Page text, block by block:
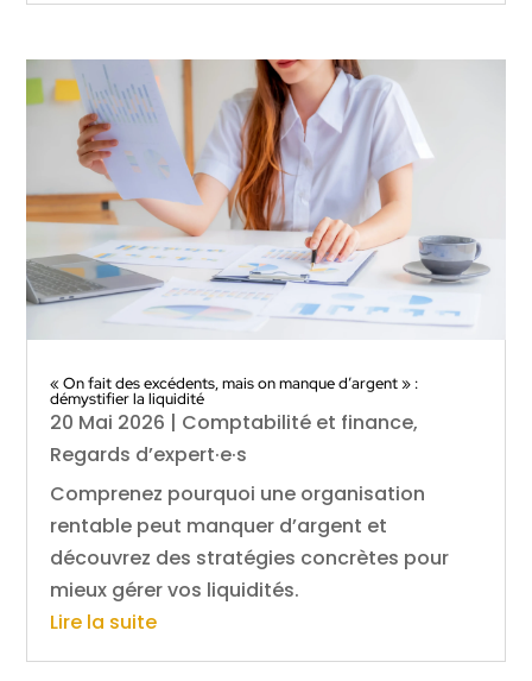
« On fait des excédents, mais on manque d’argent » :
démystifier la liquidité
20 Mai 2026 | Comptabilité et finance,
Regards d’expert·e·s
Comprenez pourquoi une organisation
rentable peut manquer d’argent et
découvrez des stratégies concrètes pour
mieux gérer vos liquidités.
Lire la suite